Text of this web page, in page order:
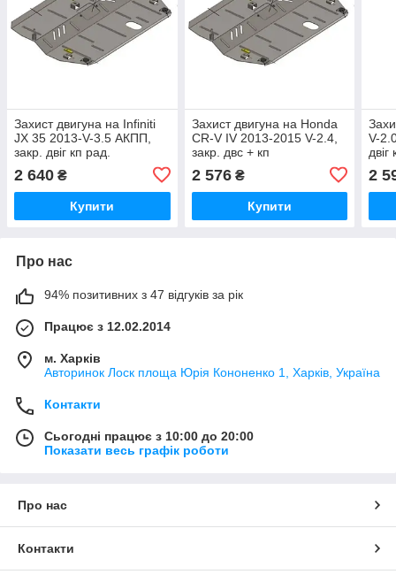
Захист двигуна на Infiniti
JX 35 2013-V-3.5 АКПП,
закр. двіг кп рад.
2 640 ₴
Купити
Захист двигуна на Honda
CR-V IV 2013-2015 V-2.4,
закр. двс + кп
2 576₴
Купити
V-
двіг
2
Про нас
94% позитивних з 47 відгуків за рік
Працює з 12.02.2014
м. Харків
Авторинок Лоск площа Юрія Кононенко 1, Харків, Україна
Контакти
Сьогодні працює з 10:00 до 20:00
Показати весь графік роботи
Про нас
Контакти